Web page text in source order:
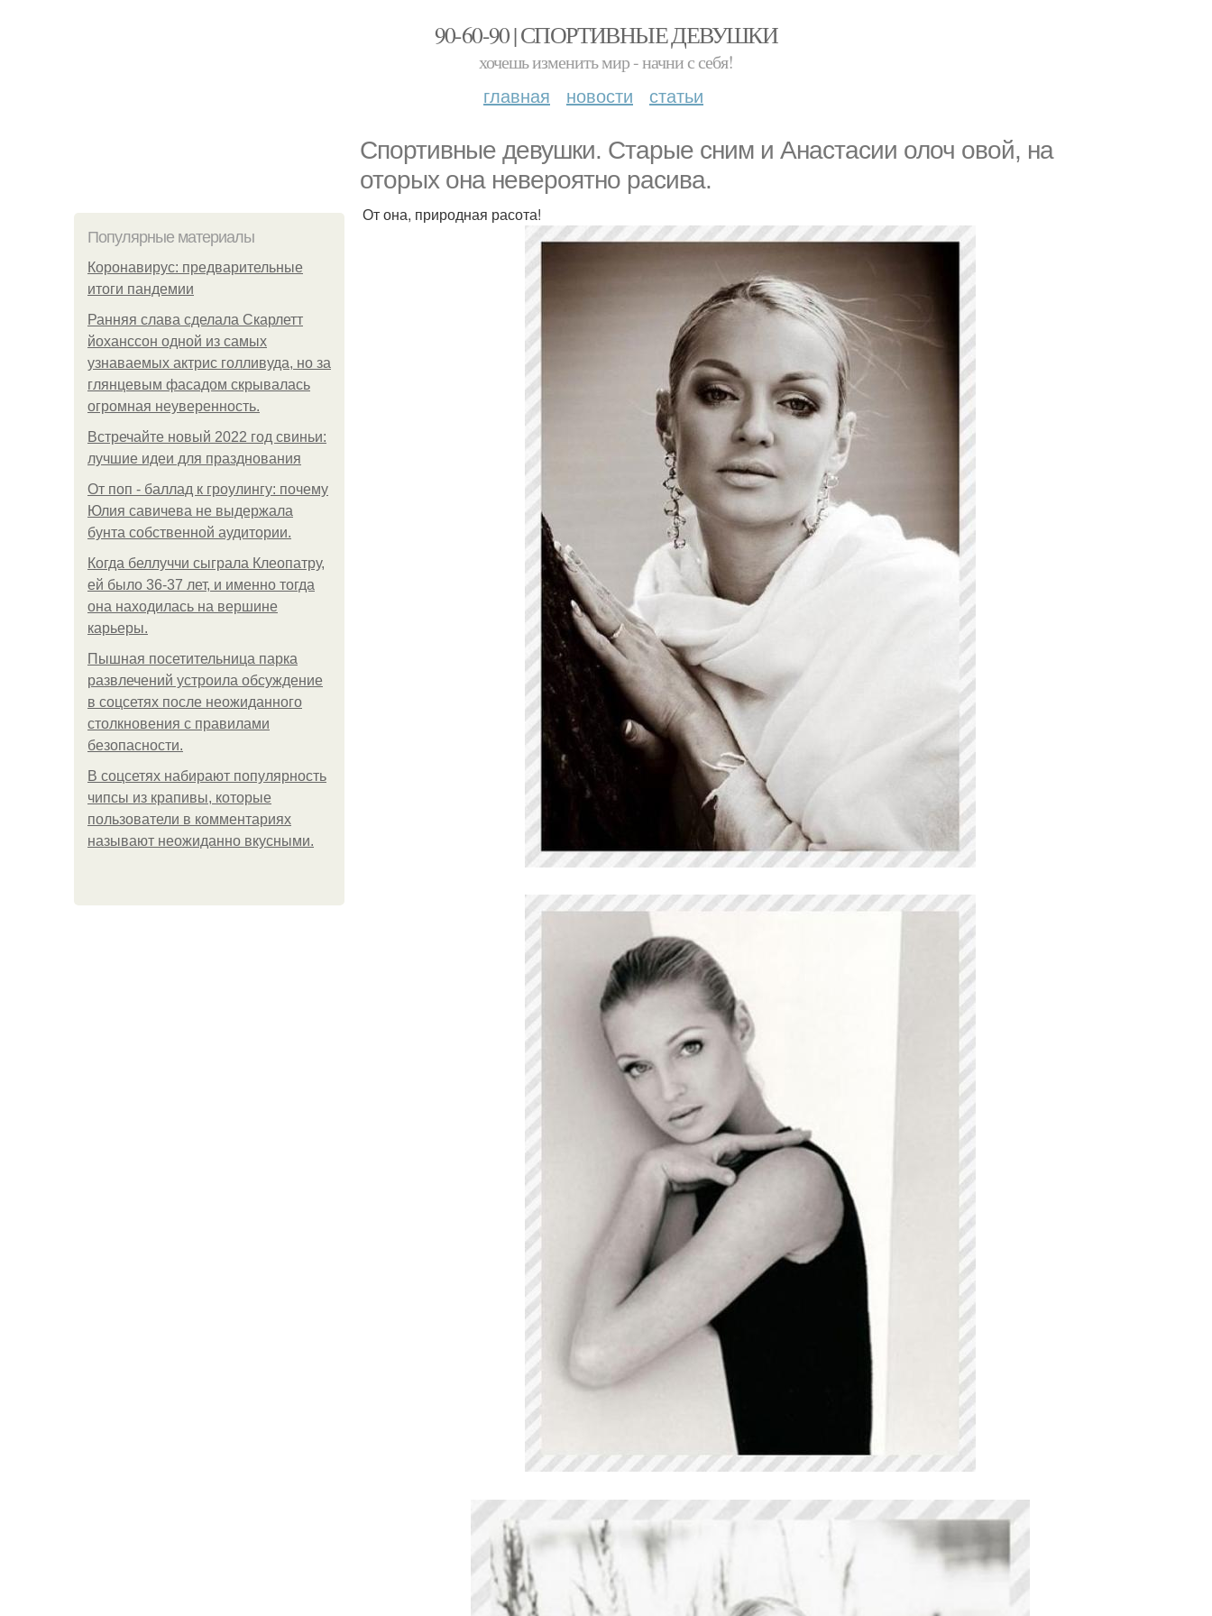
90-60-90 | СПОРТИВНЫЕ ДЕВУШКИ
хочешь изменить мир - начни с себя!
главная новости статьи
Спортивные девушки. Стaрые сним и Анастасии олоч овой, на
оторых она невероятно расива.
Популярные материалы
Коронавирус: предварительные
итоги пандемии
Ранняя слава сделала Скарлетт
йоханссон одной из самых
узнаваемых актрис голливуда, но за
глянцевым фасадом скрывалась
огромная неуверенность.
Встречайте новый 2022 год свиньи:
лучшие идеи для празднования
От поп - баллад к гроулингу: почему
Юлия савичева не выдержала
бунта собственной аудитории.
Когда беллуччи сыграла Клеопатру,
ей было 36-37 лет, и именно тогда
она находилась на вершине
карьеры.
Пышная посетительница парка
развлечений устроила обсуждение
в соцсетях после неожиданного
столкновения с правилами
безопасности.
В соцсетях набирают популярность
чипсы из крапивы, которые
пользователи в комментариях
называют неожиданно вкусными.
От она, природная расота!